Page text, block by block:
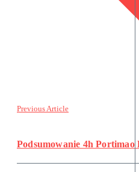
Previous Article
Podsumowanie 4h Portimao